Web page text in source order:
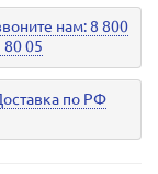
нам: 8 800
80 05
по РФ